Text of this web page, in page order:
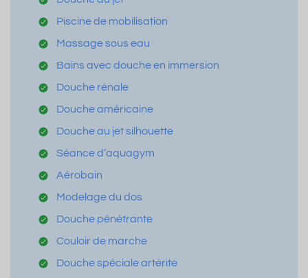
Piscine de mobilisation
Massage sous eau
Bains avec douche en immersion
Douche rénale
Douche américaine
Douche au jet silhouette
Séance d’aquagym
Aérobain
Modelage du dos
Douche pénétrante
Couloir de marche
Douche spéciale artérite